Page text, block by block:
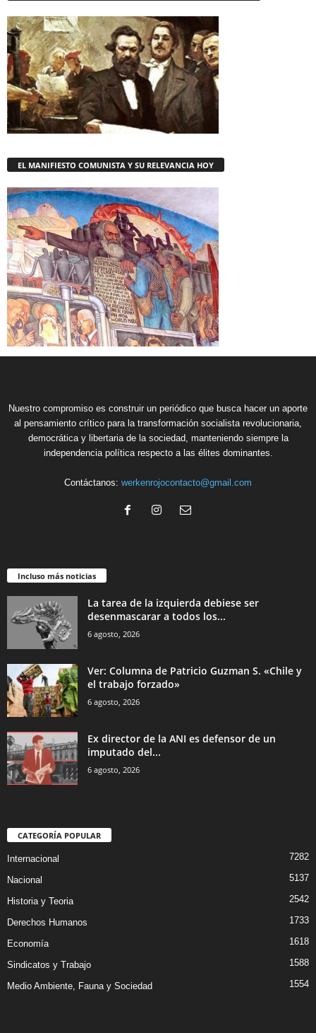
EL MANIFIESTO COMUNISTA Y SU RELEVANCIA HOY
Nuestro compromiso es construir un periódico que busca hacer un aporte
al pensamiento crítico para la transformación socialista revolucionaria,
democrática y libertaria de la sociedad, manteniendo siempre la
independencia política respecto a las élites dominantes.
Contáctanos: werkenrojocontacto@gmail.com
Incluso más noticias
La tarea de la izquierda debiese ser
desenmascarar a todos los...
6 agosto, 2026
Ver: Columna de Patricio Guzman S. «Chile y
el trabajo forzado»
6 agosto, 2026
Ex director de la ANI es defensor de un
imputado del...
6 agosto, 2026
CATEGORÍA POPULAR
Internacional 7282
Nacional 5137
Historia y Teoria 2542
Derechos Humanos 1733
Economía 1618
Sindicatos y Trabajo 1588
Medio Ambiente, Fauna y Sociedad 1554